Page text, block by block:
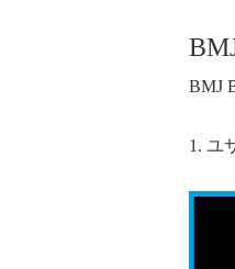
BMJ
1. ユ